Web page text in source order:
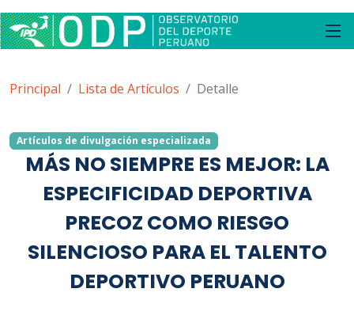
Principal Lista de Artículos Detalle
Artículos de divulgación especializada
MÁS NO SIEMPRE ES MEJOR: LA
ESPECIFICIDAD DEPORTIVA
PRECOZ COMO RIESGO
SILENCIOSO PARA EL TALENTO
DEPORTIVO PERUANO